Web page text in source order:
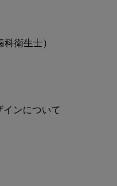
科衛生士）
ンについて